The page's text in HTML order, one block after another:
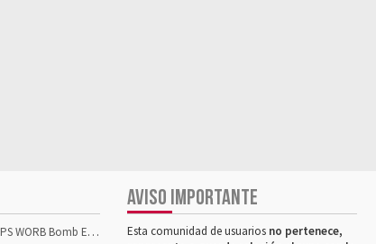
Elementalist Fast - Grab POE Curren...
AVISO IMPORTANTE
Esta comunidad de usuarios no pertenece,